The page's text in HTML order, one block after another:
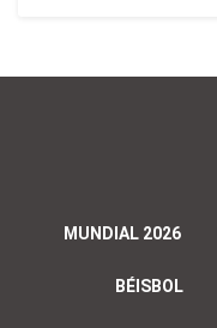
MUNDIAL 2026
BÉISBOL